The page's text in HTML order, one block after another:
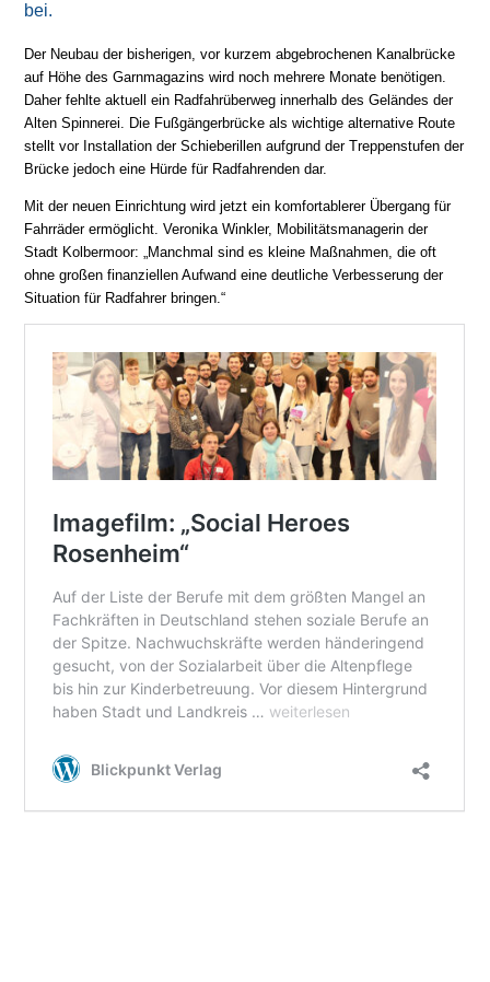
bei.
Der Neubau der bisherigen, vor kurzem abgebrochenen Kanalbrücke
auf Höhe des Garnmagazins wird noch mehrere Monate benötigen.
Daher fehlte aktuell ein Radfahrüberweg innerhalb des Geländes der
Alten Spinnerei. Die Fußgängerbrücke als wichtige alternative Route
stellt vor Installation der Schieberillen aufgrund der Treppenstufen der
Brücke jedoch eine Hürde für Radfahrenden dar.
Mit der neuen Einrichtung wird jetzt ein komfortablerer Übergang für
Fahrräder ermöglicht. Veronika Winkler, Mobilitätsmanagerin der
Stadt Kolbermoor: „Manchmal sind es kleine Maßnahmen, die oft
ohne großen finanziellen Aufwand eine deutliche Verbesserung der
Situation für Radfahrer bringen.“